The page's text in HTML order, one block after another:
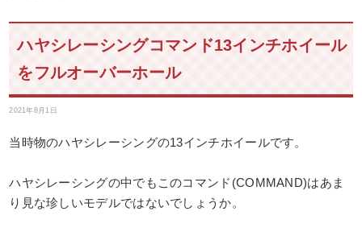
ハヤシレーシングコマンド13インチホイール
をフルオーバーホール
2021年8月1日
当時物のハヤシレーシングの13インチホイールです。
ハヤシレーシングの中でもこのコマンド(COMMAND)はあま
り見な珍しいモデルではないでしょうか。